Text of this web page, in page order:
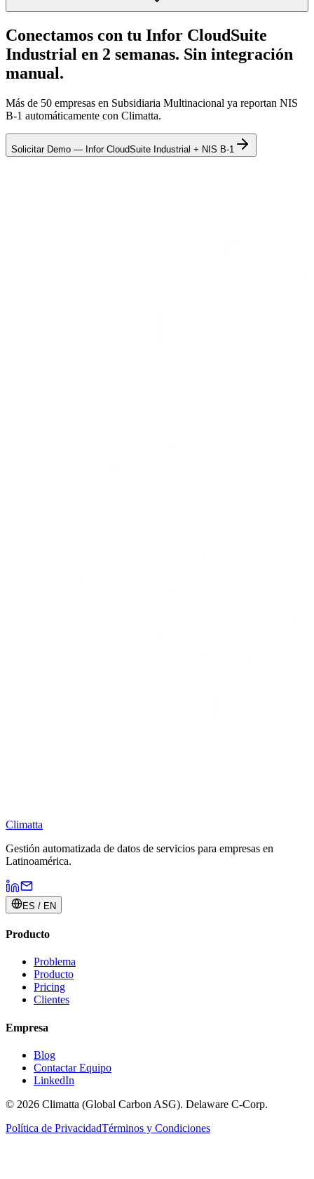
Conectamos con tu Infor CloudSuite
Industrial en 2 semanas. Sin integración
manual.
Más de 50 empresas en Subsidiaria Multinacional ya reportan NIS
B-1 automáticamente con Climatta.
Solicitar Demo — Infor CloudSuite Industrial + NIS B-1
Climatta
Gestión automatizada de datos de servicios para empresas en
Latinoamérica.
ES / EN
Producto
Problema
Producto
Pricing
Clientes
Empresa
Blog
Contactar Equipo
LinkedIn
© 2026 Climatta (Global Carbon ASG). Delaware C-Corp.
Política de PrivacidadTérminos y Condiciones